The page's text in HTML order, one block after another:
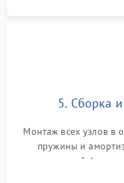
5. Сборка
Монтаж всех узлов в
пружины и
надежной
герметиком для